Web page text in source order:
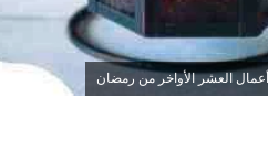
العشر الأواخر من رمضان